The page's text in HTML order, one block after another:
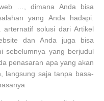
…, dimana Anda bisa
yang Anda hadapi.
arternatif solusi dari Artikel
dan Anda juga bisa
sebelumnya yang berjudul
penasaran apa yang akan
langsung saja tanpa basa-